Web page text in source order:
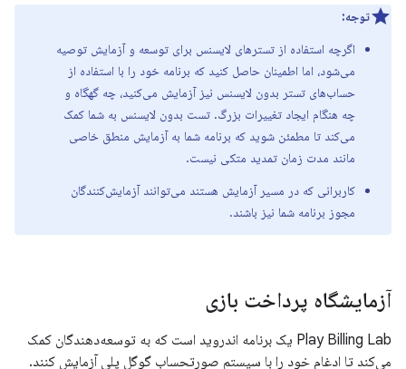
توجه:
اگرچه استفاده از تسترهای لایسنس برای توسعه و آزمایش توصیه
می‌شود، اما اطمینان حاصل کنید که برنامه خود را با استفاده از
حساب‌های تستر بدون لایسنس نیز آزمایش می‌کنید، چه گهگاه و
چه هنگام ایجاد تغییرات بزرگ. تست بدون لایسنس به شما کمک
می‌کند تا مطمئن شوید که برنامه شما به آزمایش منطق خاصی
مانند مدت زمان تمدید متکی نیست.
کاربرانی که در مسیر آزمایش هستند می‌توانند آزمایش‌کنندگان
مجوز برنامه شما نیز باشند.
آزمایشگاه پرداخت بازی
Play Billing Lab یک برنامه اندروید است که به توسعه‌دهندگان کمک
می‌کند تا ادغام خود را با سیستم صورتحساب گوگل پلی آزمایش کنند.